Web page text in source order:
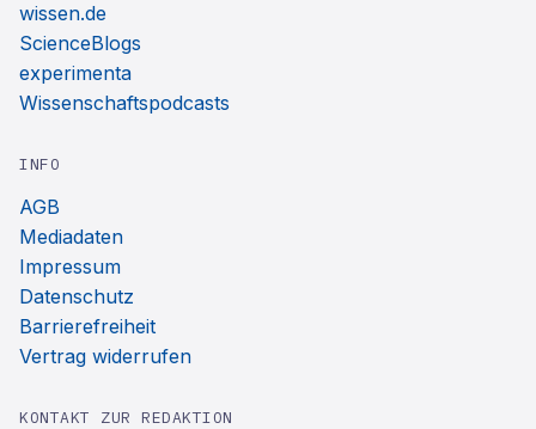
wissen.de
ScienceBlogs
experimenta
Wissenschaftspodcasts
INFO
AGB
Mediadaten
Impressum
Datenschutz
Barrierefreiheit
Vertrag widerrufen
KONTAKT ZUR REDAKTION